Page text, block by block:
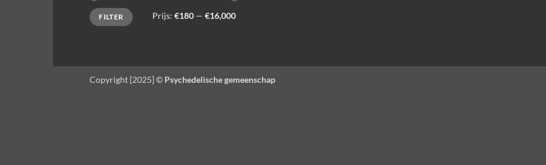
Min.
prijs
Max.
prijsFILTER Prijs: €180 — €16,000
Copyright [2025] © Psychedelische gemeenschap